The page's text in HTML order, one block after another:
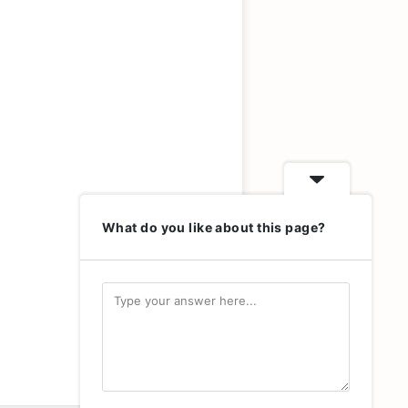
What do you like about this page?